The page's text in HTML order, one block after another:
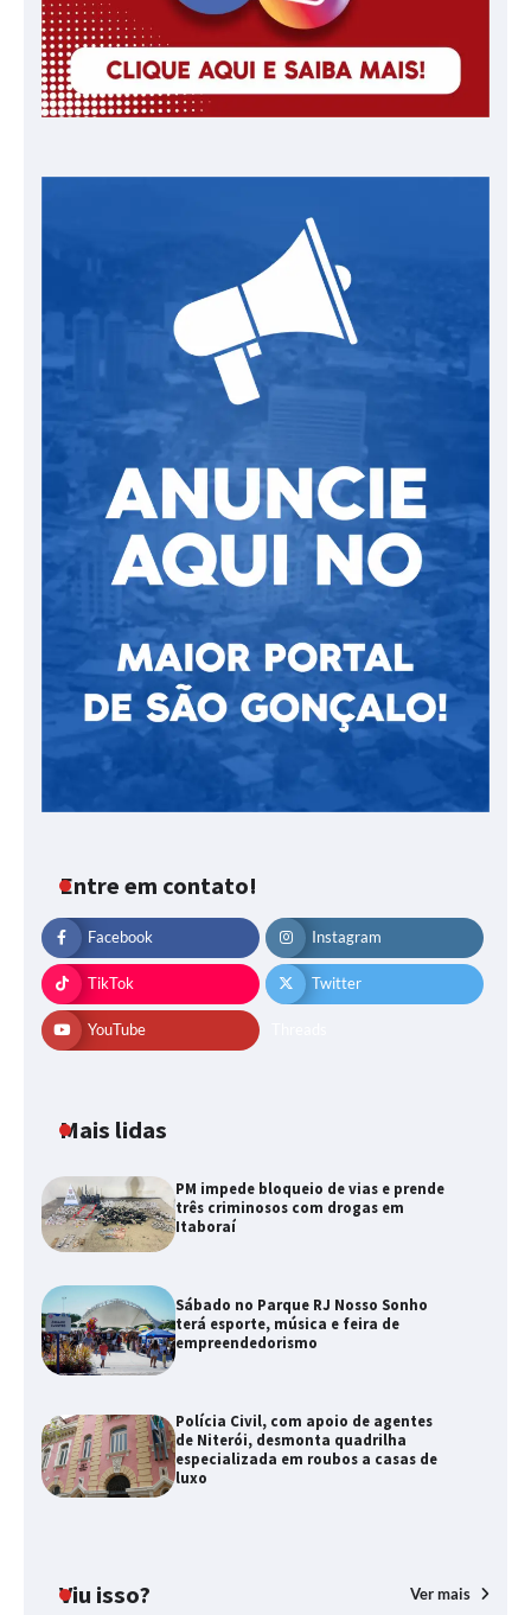
Entre em contato!
Facebook Instagram
TikTok Twitter
YouTube
Mais lidas
PM impede bloqueio de vias e prende
três criminosos com drogas em
Itaboraí
Sábado no Parque RJ Nosso Sonho
terá esporte, música e feira de
empreendedorismo
Polícia Civil, com apoio de agentes
de Niterói, desmonta quadrilha
especializada em roubos a casas de
luxo
Viu isso? Ver mais